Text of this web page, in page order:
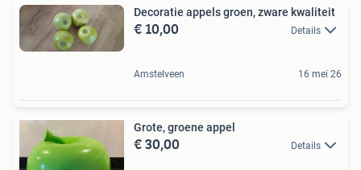
Decoratie appels groen, zware kwaliteit
€ 10,00 Details
Amstelveen 16 mei 26
Grote, groene appel
€ 30,00 Details